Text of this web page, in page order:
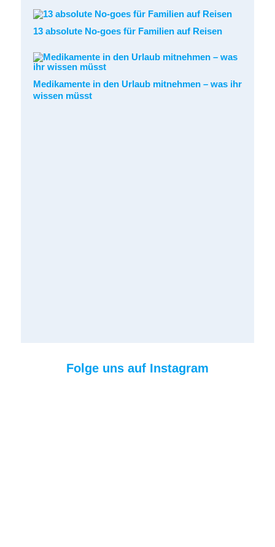
13 absolute No-goes für Familien auf Reisen
Medikamente in den Urlaub mitnehmen – was ihr
wissen müsst
Folge uns auf Instagram